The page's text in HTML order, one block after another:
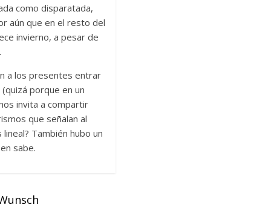
como disparatada,
aún que en el resto del
invierno, a pesar de
a los presentes entrar
porque en un
invita a compartir
que señalan al
También hubo un
sabe.